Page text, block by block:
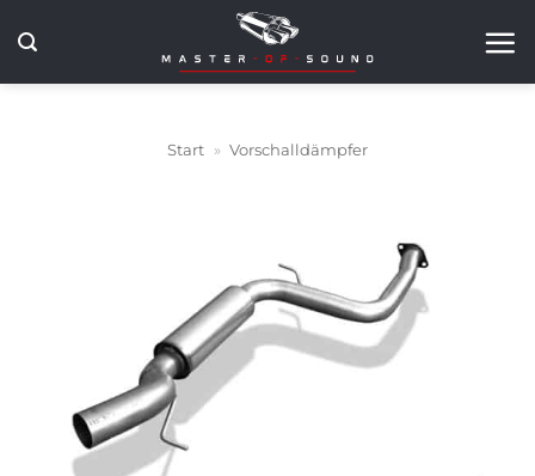
Inhalt
springen
Start » Vorschalldämpfer